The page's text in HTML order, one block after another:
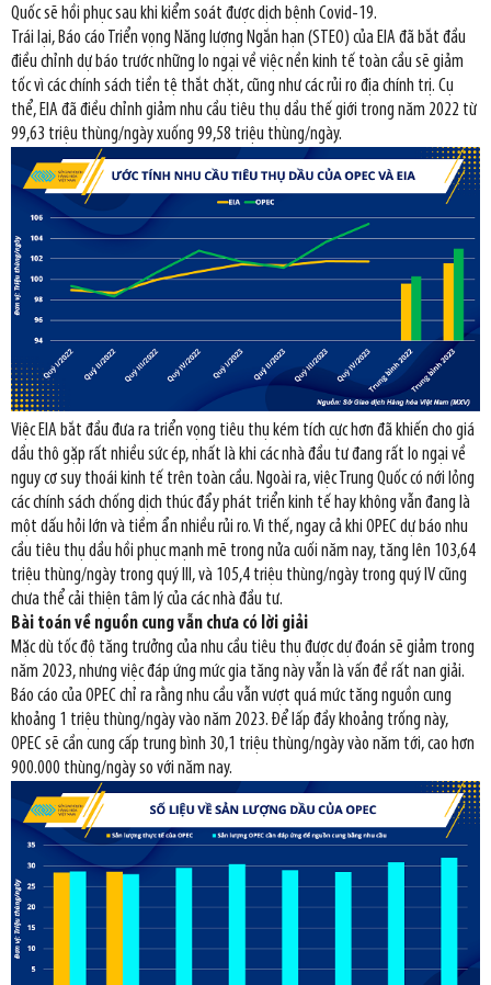
Quốc sẽ hồi phục sau khi kiểm soát được dịch bệnh Covid-19.
Trái lại, Báo cáo Triển vọng Năng lượng Ngắn hạn (STEO) của EIA đã bắt đầu
điều chỉnh dự báo trước những lo ngại về việc nền kinh tế toàn cầu sẽ giảm
tốc vì các chính sách tiền tệ thắt chặt, cũng như các rủi ro địa chính trị. Cụ
thể, EIA đã điều chỉnh giảm nhu cầu tiêu thụ dầu thế giới trong năm 2022 từ
99,63 triệu thùng/ngày xuống 99,58 triệu thùng/ngày.
Việc EIA bắt đầu đưa ra triển vọng tiêu thụ kém tích cực hơn đã khiến cho giá
dầu thô gặp rất nhiều sức ép, nhất là khi các nhà đầu tư đang rất lo ngại về
nguy cơ suy thoái kinh tế trên toàn cầu. Ngoài ra, việc Trung Quốc có nới lỏng
các chính sách chống dịch thúc đẩy phát triển kinh tế hay không vẫn đang là
một dấu hỏi lớn và tiềm ẩn nhiều rủi ro. Vì thế, ngay cả khi OPEC dự báo nhu
cầu tiêu thụ dầu hồi phục mạnh mẽ trong nửa cuối năm nay, tăng lên 103,64
triệu thùng/ngày trong quý III, và 105,4 triệu thùng/ngày trong quý IV cũng
chưa thể cải thiện tâm lý của các nhà đầu tư.
Bài toán về nguồn cung vẫn chưa có lời giải
Mặc dù tốc độ tăng trưởng của nhu cầu tiêu thụ được dự đoán sẽ giảm trong
năm 2023, nhưng việc đáp ứng mức gia tăng này vẫn là vấn đề rất nan giải.
Báo cáo của OPEC chỉ ra rằng nhu cầu vẫn vượt quá mức tăng nguồn cung
khoảng 1 triệu thùng/ngày vào năm 2023. Để lấp đầy khoảng trống này,
OPEC sẽ cần cung cấp trung bình 30,1 triệu thùng/ngày vào năm tới, cao hơn
900.000 thùng/ngày so với năm nay.